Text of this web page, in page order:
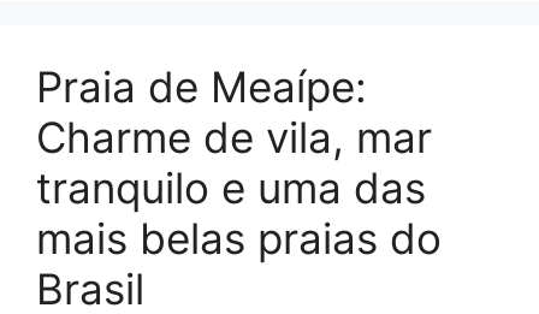
Praia de Meaípe:
Charme de vila, mar
tranquilo e uma das
mais belas praias do
Brasil